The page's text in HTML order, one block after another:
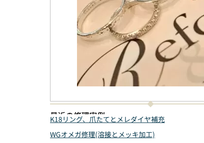
最近の修理実例
K18リング、爪たてとメレダイヤ補充
WGオメガ修理(溶接とメッキ加工)